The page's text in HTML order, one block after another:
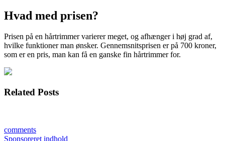
Hvad med prisen?
Prisen på en hårtrimmer varierer meget, og afhænger i høj grad af,
hvilke funktioner man ønsker. Gennemsnitsprisen er på 700 kroner,
som er en pris, man kan få en ganske fin hårtrimmer for.
Related Posts
comments
Sponsoreret indhold